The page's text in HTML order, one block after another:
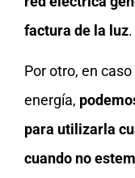
factura de la luz.
Por otro, en
energía,
para utilizarla
cuando no